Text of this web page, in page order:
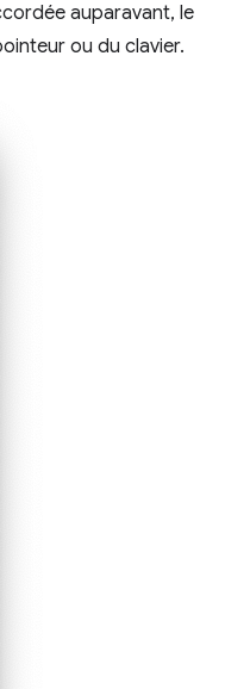
auparavant, le
ou du clavier.